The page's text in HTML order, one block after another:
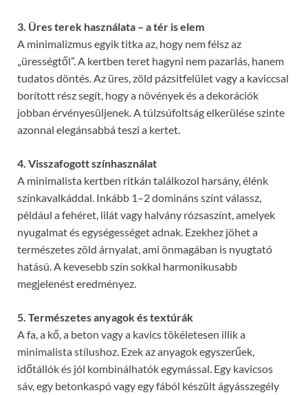
3. Üres terek használata – a tér is elem
A minimalizmus egyik titka az, hogy nem félsz az
„ürességtől”. A kertben teret hagyni nem pazarlás, hanem
tudatos döntés. Az üres, zöld pázsitfelület vagy a kaviccsal
borított rész segít, hogy a növények és a dekorációk
jobban érvényesüljenek. A túlzsúfoltság elkerülése szinte
azonnal elegánsabbá teszi a kertet.
4. Visszafogott színhasználat
A minimalista kertben ritkán találkozol harsány, élénk
színkavalkáddal. Inkább 1–2 domináns színt válassz,
például a fehéret, lilát vagy halvány rózsaszínt, amelyek
nyugalmat és egységességet adnak. Ezekhez jöhet a
természetes zöld árnyalat, ami önmagában is nyugtató
hatású. A kevesebb szín sokkal harmonikusabb
megjelenést eredményez.
5. Természetes anyagok és textúrák
A fa, a kő, a beton vagy a kavics tökéletesen illik a
minimalista stílushoz. Ezek az anyagok egyszerűek,
időtállók és jól kombinálhatók egymással. Egy kavicsos
sáv, egy betonkaspó vagy egy fából készült ágyásszegély